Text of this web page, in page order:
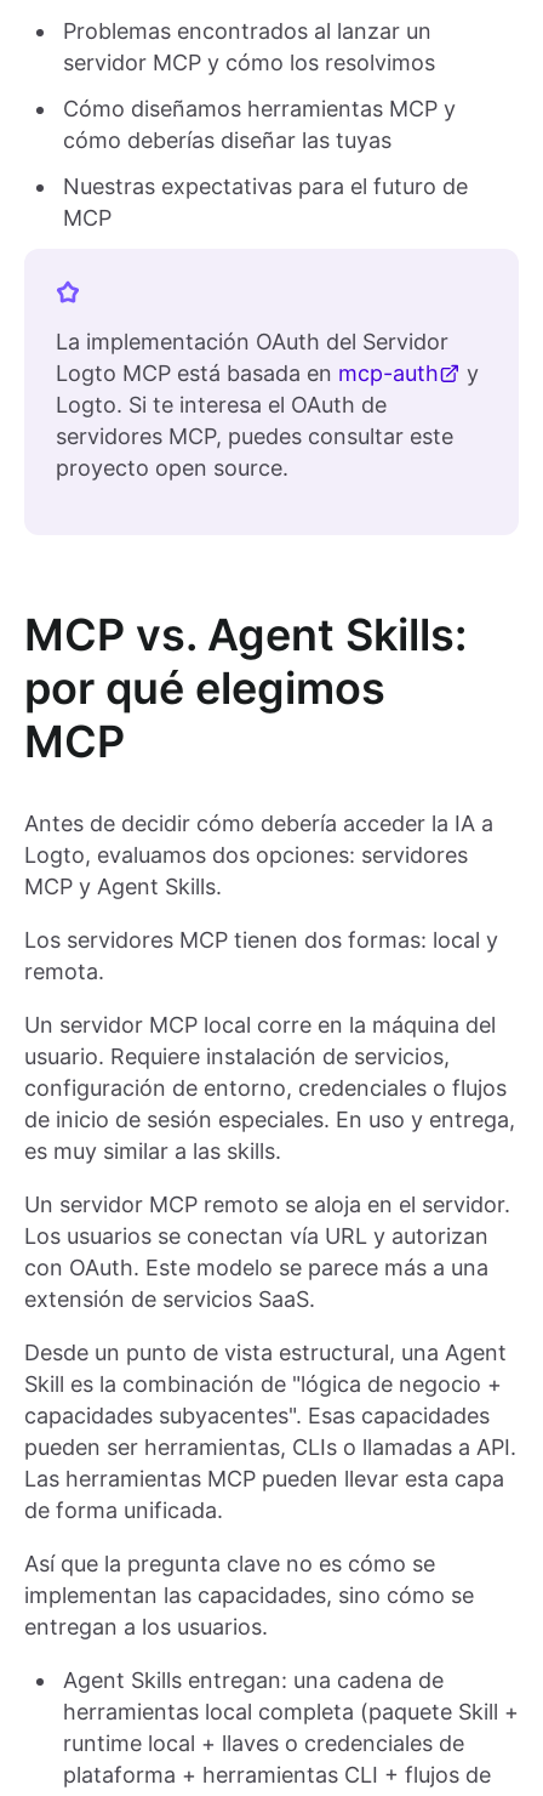
Problemas encontrados al lanzar un
servidor MCP y cómo los resolvimos
Cómo diseñamos herramientas MCP y
cómo deberías diseñar las tuyas
Nuestras expectativas para el futuro de
MCP
La implementación OAuth del Servidor
Logto MCP está basada en mcp-auth
y
Logto. Si te interesa el OAuth de
servidores MCP, puedes consultar este
proyecto open source.
MCP vs. Agent Skills:
por qué elegimos
MCP
Antes de decidir cómo debería acceder la IA a
Logto, evaluamos dos opciones: servidores
MCP y Agent Skills.
Los servidores MCP tienen dos formas: local y
remota.
Un servidor MCP local corre en la máquina del
usuario. Requiere instalación de servicios,
configuración de entorno, credenciales o flujos
de inicio de sesión especiales. En uso y entrega,
es muy similar a las skills.
Un servidor MCP remoto se aloja en el servidor.
Los usuarios se conectan vía URL y autorizan
con OAuth. Este modelo se parece más a una
extensión de servicios SaaS.
Desde un punto de vista estructural, una Agent
Skill es la combinación de "lógica de negocio +
capacidades subyacentes". Esas capacidades
pueden ser herramientas, CLIs o llamadas a API.
Las herramientas MCP pueden llevar esta capa
de forma unificada.
Así que la pregunta clave no es cómo se
implementan las capacidades, sino cómo se
entregan a los usuarios.
Agent Skills entregan: una cadena de
herramientas local completa (paquete Skill +
runtime local + llaves o credenciales de
plataforma + herramientas CLI + flujos de